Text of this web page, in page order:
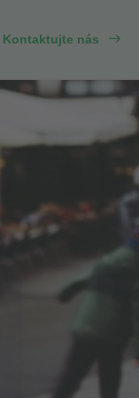
Kontaktujte nás